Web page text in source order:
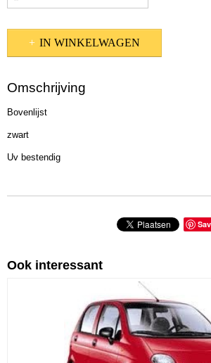
IN WINKELWAGEN
Omschrijving
Bovenlijst
zwart
Uv bestendig
Ook interessant